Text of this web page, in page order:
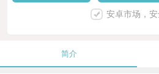
安卓市场，
简介